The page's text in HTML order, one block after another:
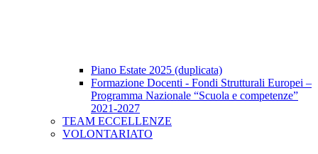
Piano Estate 2025 (duplicata)
Formazione Docenti - Fondi Strutturali Europei –
Programma Nazionale “Scuola e competenze”
2021-2027
TEAM ECCELLENZE
VOLONTARIATO